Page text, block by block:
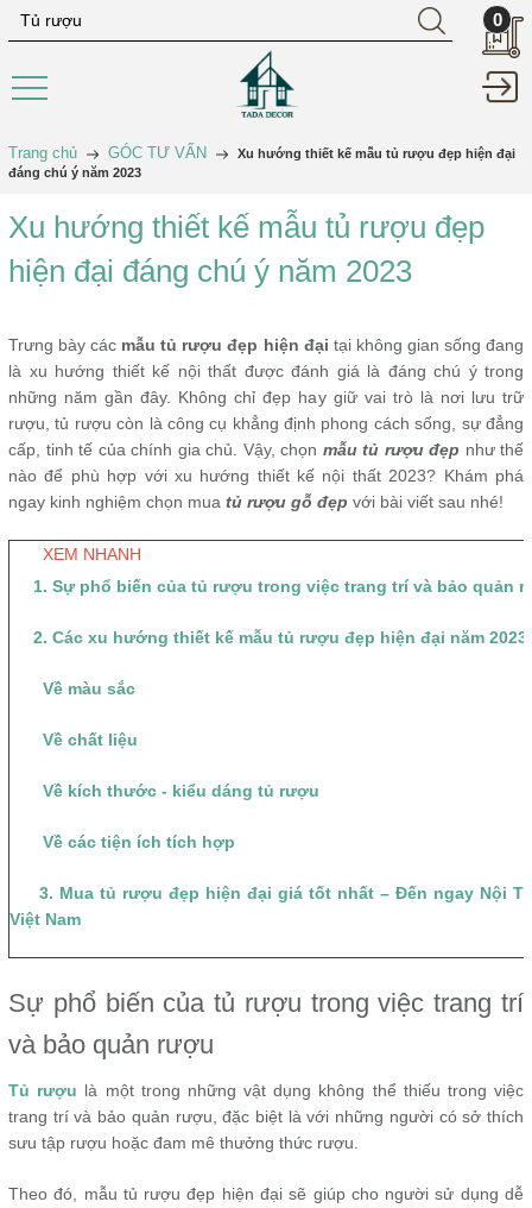
0
Trang chủ GÓC TƯ VẤN
Xu hướng thiết kế mẫu tủ rượu đẹp hiện đại
đáng chú ý năm 2023
Xu hướng thiết kế mẫu tủ rượu đẹp
hiện đại đáng chú ý năm 2023
Trưng bày các mẫu tủ rượu đẹp hiện đại tại không gian sống đang
là xu hướng thiết kế nội thất được đánh giá là đáng chú ý trong
những năm gần đây. Không chỉ đẹp hay giữ vai trò là nơi lưu trữ
rượu, tủ rượu còn là công cụ khẳng định phong cách sống, sự đẳng
cấp, tinh tế của chính gia chủ. Vậy, chọn mẫu tủ rượu đẹp như thế
nào để phù hợp với xu hướng thiết kế nội thất 2023? Khám phá
ngay kinh nghiệm chọn mua tủ rượu gỗ đẹp với bài viết sau nhé!
XEM NHANH
1. Sự phổ biến của tủ rượu trong việc trang trí và bảo quản
2. Các xu hướng thiết kế mẫu tủ rượu đẹp hiện đại năm 2023
Về màu sắc
Về chất liệu
Về kích thước - kiểu dáng tủ rượu
Về các tiện ích tích hợp
3. Mua tủ rượu đẹp hiện đại giá tốt nhất – Đến ngay Nội
Việt Nam
Sự phổ biến của tủ rượu trong việc trang trí
và bảo quản rượu
Tủ rượu là một trong những vật dụng không thể thiếu trong việc
trang trí và bảo quản rượu, đặc biệt là với những người có sở thích
sưu tập rượu hoặc đam mê thưởng thức rượu.
Theo đó, mẫu tủ rượu đẹp hiện đại sẽ giúp cho người sử dụng dễ